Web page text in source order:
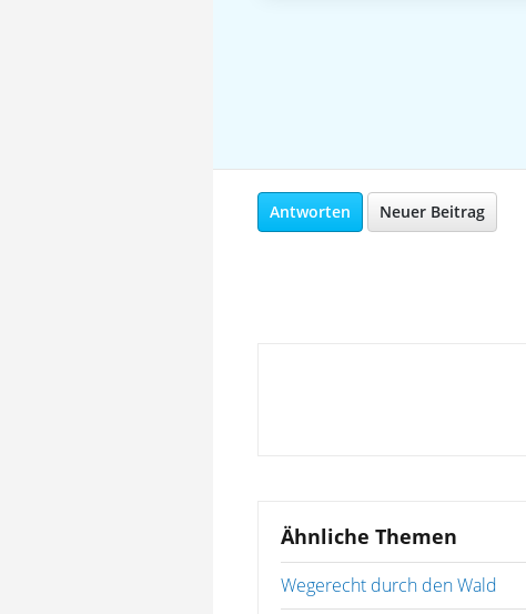
Antworten Neuer Beitrag
Ähnliche Themen
Wegerecht durch den Wald